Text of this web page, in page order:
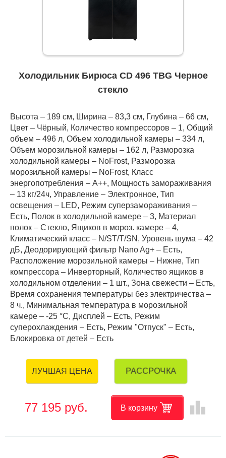
Холодильник Бирюса CD 496 TBG Черное
стекло
Высота – 189 см, Ширина – 83,3 см, Глубина – 66 см,
Цвет – Чёрный, Количество компрессоров – 1, Общий
объем – 496 л, Объем холодильной камеры – 334 л,
Объем морозильной камеры – 162 л, Разморозка
холодильной камеры – NoFrost, Разморозка
морозильной камеры – NoFrost, Класс
энергопотребления – А++, Мощность замораживания
– 13 кг/24ч, Управление – Электронное, Тип
освещения – LED, Режим суперзамораживания –
Есть, Полок в холодильной камере – 3, Материал
полок – Стекло, Ящиков в мороз. камере – 4,
Климатический класс – N/ST/T/SN, Уровень шума – 42
дБ, Деодорирующий фильтр Nano Ag+ – Есть,
Расположение морозильной камеры – Нижне, Тип
компрессора – Инверторный, Количество ящиков в
холодильном отделении – 1 шт., Зона свежести – Есть,
Время сохранения температуры без электричества –
8 ч., Минимальная температура в морозильной
камере – -25 °C, Дисплей – Есть, Режим
суперохлаждения – Есть, Режим "Отпуск" – Есть,
Блокировка от детей – Есть
ЛУЧШАЯ ЦЕНА РАССРОЧКА
77 195 руб. В корзину leaderboard